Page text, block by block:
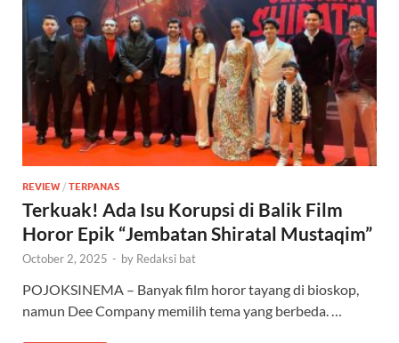
REVIEW / TERPANAS
Terkuak! Ada Isu Korupsi di Balik Film
Horor Epik “Jembatan Shiratal Mustaqim”
October 2, 2025 - by Redaksi bat
POJOKSINEMA – Banyak film horor tayang di bioskop,
namun Dee Company memilih tema yang berbeda. …